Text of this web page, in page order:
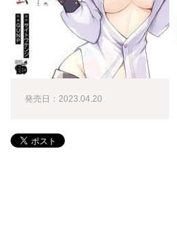
発売日：2023.04.20